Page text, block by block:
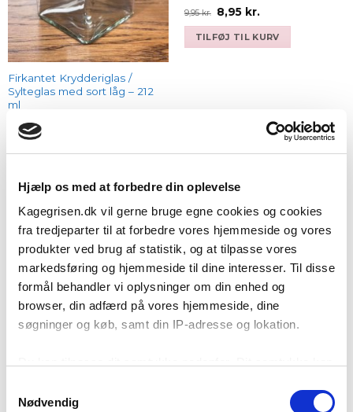
Hjælp os med at forbedre din oplevelse
Kagegrisen.dk vil gerne bruge egne cookies og cookies
fra tredjeparter til at forbedre vores hjemmeside og vores
produkter ved brug af statistik, og at tilpasse vores
markedsføring og hjemmeside til dine interesser. Til disse
formål behandler vi oplysninger om din enhed og
browser, din adfærd på vores hjemmeside, dine
søgninger og køb, samt din IP-adresse og lokation.
på menupunktet ”Opdater cookie-indstillinger” nederst på
Nødvendig
Firkantet Krydderiglas /
Sylteglas med sort låg – 212
ml
4.9ud afoprindelige
10,95 kr..
aktuelle
9,95 kr..
Vurderet
4.93ud af
9,95kr.
Den
oprindelige
pris
var:
9,95 kr..
8,95 kr.Den
pris
er:
8,95 kr..
TILFØJ TIL KURV
Add to
wishlist
Udløbsdato etiketter / labels –
189 stk.
Vurderet
ud af
(18)
19,95kr.
wishlist
Condi plastbøtte 5L – MED
låg – 19,5 x 19,5 cm
Vurderet
(250)
19,95kr.